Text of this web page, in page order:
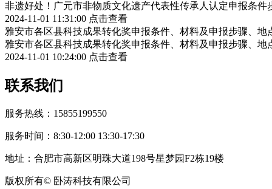
非遗好处！广元市非物质文化遗产代表性传承人认定申报条件
2024-11-01 11:31:00 点击查看
雅安市各区县科技成果转化奖申报条件、材料及申报步骤、地
雅安市各区县科技成果转化奖申报条件、材料及申报步骤、地
2024-11-01 10:24:00 点击查看
联系我们
服务热线：15855199550
服务时间：8:30-12:00 13:30-17:30
地址：合肥市高新区明珠大道198号星梦园F2栋19楼
版权所有© 卧涛科技有限公司